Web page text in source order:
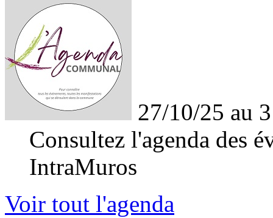
27/10/25 au
Consultez l'agenda des
IntraMuros
Voir tout l'agenda